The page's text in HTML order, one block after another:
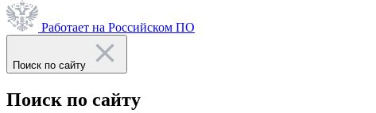
Работает на Российском ПО
Поиск по сайту
Поиск по сайту